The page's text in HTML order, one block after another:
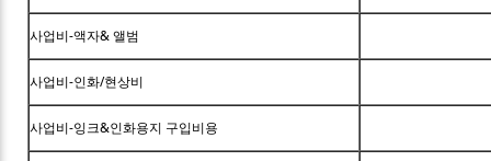
사업비-액자& 앨범
사업비-인화/현상비
사업비-잉크&인화용지 구입비용